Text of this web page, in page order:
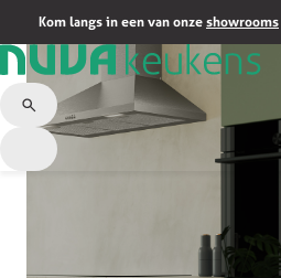
Kom langs in een van onze showrooms